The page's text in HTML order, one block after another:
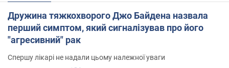
Дружина тяжкохворого Джо Байдена назвала
перший симптом, який сигналізував про його
"агресивний" рак
Спершу лікарі не надали цьому належної уваги